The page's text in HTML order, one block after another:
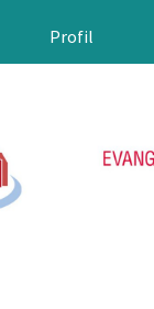
Profil